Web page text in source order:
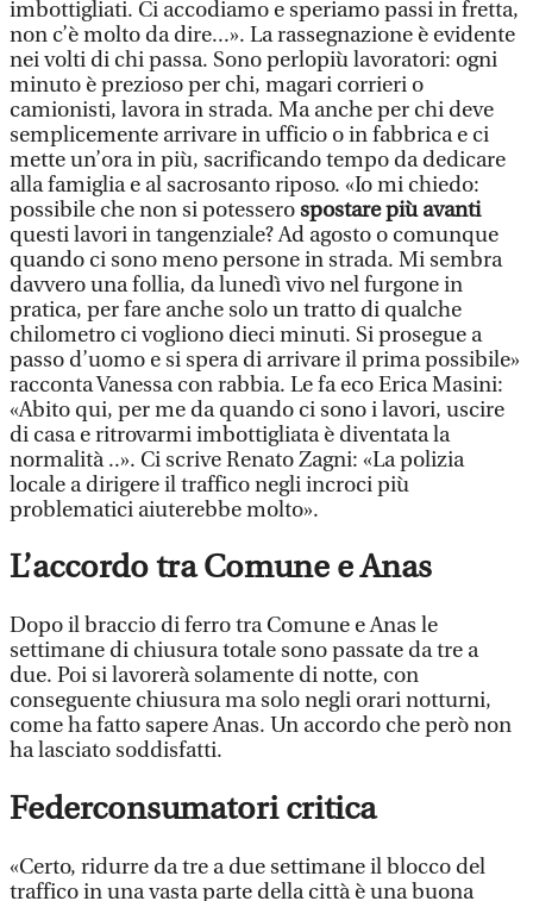
imbottigliati. Ci accodiamo e speriamo passi in fretta,
non c’è molto da dire...». La rassegnazione è evidente
nei volti di chi passa. Sono perlopiù lavoratori: ogni
minuto è prezioso per chi, magari corrieri o
camionisti, lavora in strada. Ma anche per chi deve
semplicemente arrivare in ufficio o in fabbrica e ci
mette un’ora in più, sacrificando tempo da dedicare
alla famiglia e al sacrosanto riposo. «Io mi chiedo:
possibile che non si potesserospostare più avanti
questi lavori in tangenziale? Ad agosto o comunque
quando ci sono meno persone in strada. Mi sembra
davvero una follia, da lunedì vivo nel furgone in
pratica, per fare anche solo un tratto di qualche
chilometro ci vogliono dieci minuti. Si prosegue a
passo d’uomo e si spera di arrivare il prima possibile»
racconta Vanessa con rabbia. Le fa eco Erica Masini:
«Abito qui, per me da quando ci sono i lavori, uscire
di casa e ritrovarmi imbottigliata è diventata la
normalità ..». Ci scrive Renato Zagni: «La polizia
locale a dirigere il traffico negli incroci più
problematici aiuterebbe molto».
L’accordo tra Comune e Anas
Dopo il braccio di ferro tra Comune e Anas le
settimane di chiusura totale sono passate da tre a
due. Poi si lavorerà solamente di notte, con
conseguente chiusura ma solo negli orari notturni,
come ha fatto sapere Anas. Un accordo che però non
ha lasciato soddisfatti.
Federconsumatori critica
«Certo, ridurre da tre a due settimane il blocco del
traffico in una vasta parte della città è una buona